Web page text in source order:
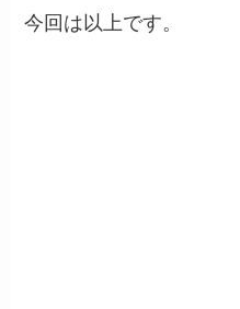
今回は以上です。